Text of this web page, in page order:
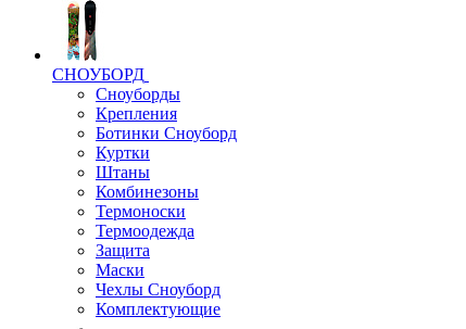
СНОУБОРД
Сноуборды
Крепления
Ботинки Сноуборд
Куртки
Штаны
Комбинезоны
Термоноски
Термоодежда
Защита
Маски
Чехлы Сноуборд
Комплектующие